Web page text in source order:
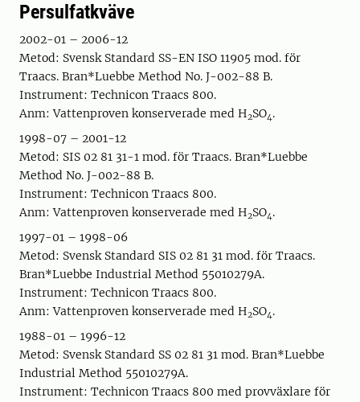
Persulfatkväve
2002-01 – 2006-12
Metod: Svensk Standard SS-EN ISO 11905 mod. för
Traacs. Bran*Luebbe Method No. J-002-88 B.
Instrument: Technicon Traacs 800.
Anm: Vattenproven konserverade med H2SO4.
1998-07 – 2001-12
Metod: SIS 02 81 31-1 mod. för Traacs. Bran*Luebbe
Method No. J-002-88 B.
Instrument: Technicon Traacs 800.
Anm: Vattenproven konserverade med H2SO4.
1997-01 – 1998-06
Metod: Svensk Standard SIS 02 81 31 mod. för Traacs.
Bran*Luebbe Industrial Method 55010279A.
Instrument: Technicon Traacs 800.
Anm: Vattenproven konserverade med H2SO4.
1988-01 – 1996-12
Metod: Svensk Standard SS 02 81 31 mod. Bran*Luebbe
Industrial Method 55010279A.
Instrument: Technicon Traacs 800 med provväxlare för